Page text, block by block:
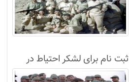
ثبت نام برای لشکر احتیاط در
نجف آباد